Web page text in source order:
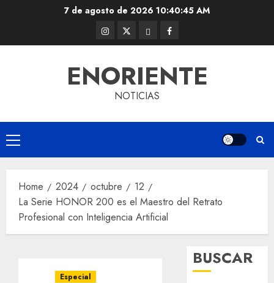
7 de agosto de 2026 10:40:46 AM
Instagram
@EnOriente
Twitter
(X)
ThreadsFacebook
ENORIENTE
NOTICIAS
Primary
Menu
Home 2024 octubre
12
La Serie HONOR 200 es el Maestro del Retrato
Profesional con Inteligencia Artificial
Especial
BUSCAR